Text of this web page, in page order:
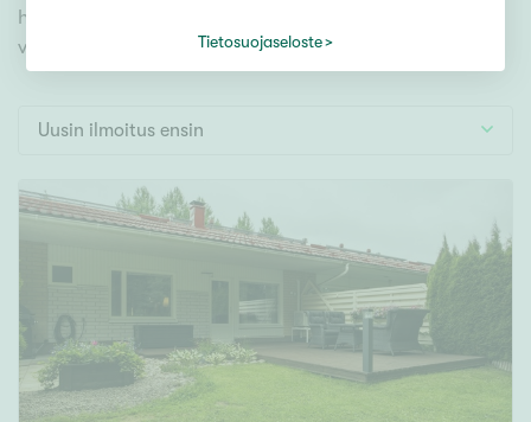
Vapaa-ajan asunto
Autotalli
Hinta
000 €
Pinta-ala
hyödynnä kätevää hakutyökalua. Meiltä löydät
varmasti unelmiesi kodin.
Uusin ilmoitus ensin
Tietosuojaseloste